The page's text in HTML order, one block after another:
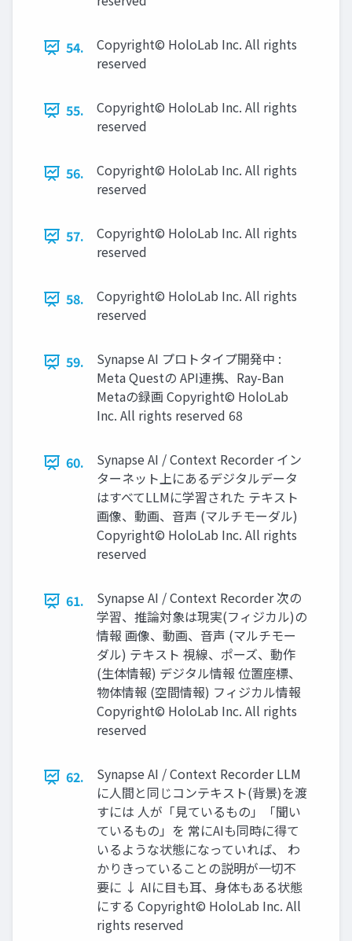
54.
Copyright© HoloLab Inc. All rights
reserved
55.
Copyright© HoloLab Inc. All rights
reserved
56.
Copyright© HoloLab Inc. All rights
reserved
57.
Copyright© HoloLab Inc. All rights
reserved
58.
Copyright© HoloLab Inc. All rights
reserved
59.
Synapse AI プロトタイプ開発中 :
Meta Questの API連携、Ray-Ban
Metaの録画 Copyright© HoloLab
Inc. All rights reserved 68
60.
Synapse AI / Context Recorder イン
ターネット上にあるデジタルデータ
はすべてLLMに学習された テキスト
画像、動画、音声 (マルチモーダル)
Copyright© HoloLab Inc. All rights
reserved
61.
Synapse AI / Context Recorder 次の
学習、推論対象は現実(フィジカル)の
情報 画像、動画、音声 (マルチモー
ダル) テキスト 視線、ポーズ、動作
(生体情報) デジタル情報 位置座標、
物体情報 (空間情報) フィジカル情報
Copyright© HoloLab Inc. All rights
reserved
62.
Synapse AI / Context Recorder LLM
に人間と同じコンテキスト(背景)を渡
すには 人が「見ているもの」「聞い
ているもの」を 常にAIも同時に得て
いるような状態になっていれば、 わ
かりきっていることの説明が一切不
要に ↓ AIに目も耳、身体もある状態
にする Copyright© HoloLab Inc. All
rights reserved